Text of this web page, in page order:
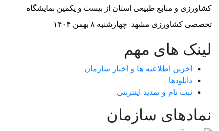
تخصصی کشاورزی مشهد چهارشنبه ۸ بهمن ۱۴۰۴
لینک های مهم
اخرین اطلاعیه ها و اخبار سازمان
دانلودها
ثبت نام و تمدید اینترنتی
نمادهای سازمان